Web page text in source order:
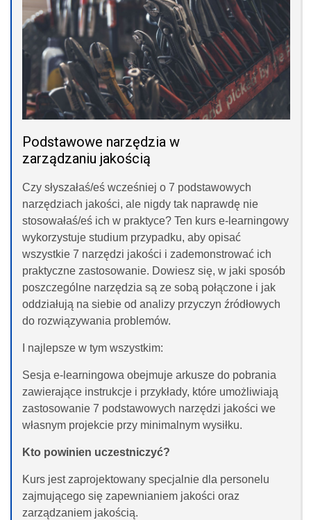
Podstawowe narzędzia w
zarządzaniu jakością
Czy słyszałaś/eś wcześniej o 7 podstawowych
narzędziach jakości, ale nigdy tak naprawdę nie
stosowałaś/eś ich w praktyce? Ten kurs e-learningowy
wykorzystuje studium przypadku, aby opisać
wszystkie 7 narzędzi jakości i zademonstrować ich
praktyczne zastosowanie. Dowiesz się, w jaki sposób
poszczególne narzędzia są ze sobą połączone i jak
oddziałują na siebie od analizy przyczyn źródłowych
do rozwiązywania problemów.
I najlepsze w tym wszystkim:
Sesja e-learningowa obejmuje arkusze do pobrania
zawierające instrukcje i przykłady, które umożliwiają
zastosowanie 7 podstawowych narzędzi jakości we
własnym projekcie przy minimalnym wysiłku.
Kto powinien uczestniczyć?
Kurs jest zaprojektowany specjalnie dla personelu
zajmującego się zapewnianiem jakości oraz
zarządzaniem jakością.